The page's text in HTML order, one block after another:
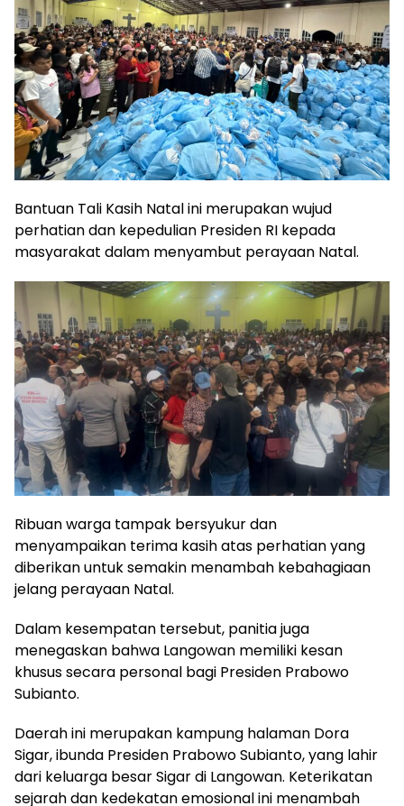
Bantuan Tali Kasih Natal ini merupakan wujud
perhatian dan kepedulian Presiden RI kepada
masyarakat dalam menyambut perayaan Natal.
Ribuan warga tampak bersyukur dan
menyampaikan terima kasih atas perhatian yang
diberikan untuk semakin menambah kebahagiaan
jelang perayaan Natal.
Dalam kesempatan tersebut, panitia juga
menegaskan bahwa Langowan memiliki kesan
khusus secara personal bagi Presiden Prabowo
Subianto.
Daerah ini merupakan kampung halaman Dora
Sigar, ibunda Presiden Prabowo Subianto, yang lahir
dari keluarga besar Sigar di Langowan. Keterikatan
sejarah dan kedekatan emosional ini menambah